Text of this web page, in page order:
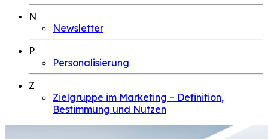
N
Newsletter
P
Personalisierung
Z
Zielgruppe im Marketing – Definition,
Bestimmung und Nutzen